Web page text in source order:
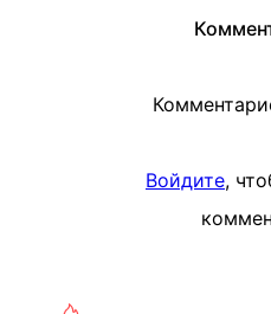
Войдите,